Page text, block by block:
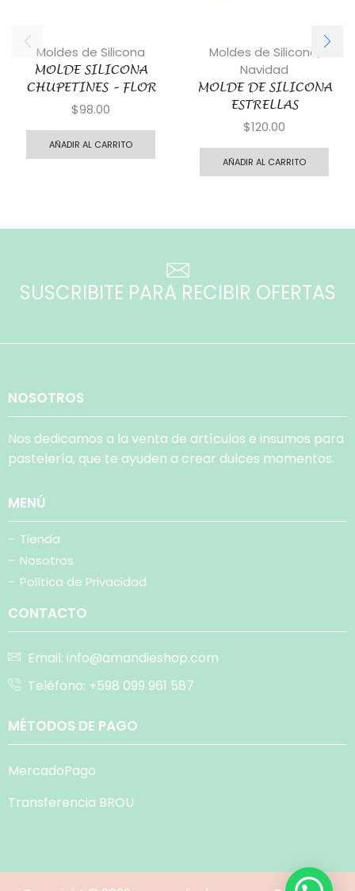
Moldes de Silicona
MOLDE SILICONA
CHUPETINES – FLOR
$98.00
AÑADIR AL CARRITO
Moldes de Silicona
Navidad
MOLDE DE SILICONA
ESTRELLAS
$120.00
AÑADIR AL CARRITO
SUSCRIBITE PARA RECIBIR OFERTAS
NOSOTROS
Nos dedicamos a la venta de artículos e insumos para
pastelería, que te ayuden a crear dulces momentos.
MENÚ
- Tienda
- Nosotros
- Política de Privacidad
CONTACTO
Email: info@amandieshop.com
Teléfono: +598 099 961 587
MÉTODOS DE PAGO
MercadoPago
Transferencia BROU